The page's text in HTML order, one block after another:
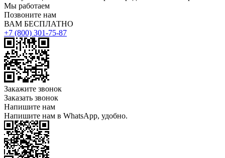
Мы работаем
Позвоните нам
ВАМ БЕСПЛАТНО
+7 (800) 301-75-87
Закажите звонок
Заказать звонок
Напишите нам
Напишите нам в WhatsApp, удобно.